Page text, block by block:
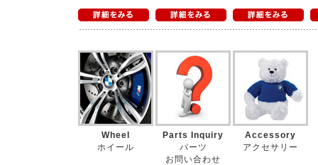
Wheel
ホイール
Parts Inquiry
パーツ
お問い合わせ
Accessory
アクセサリー